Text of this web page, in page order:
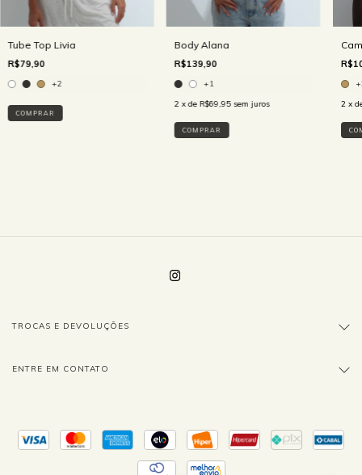
Tube Top Livia
R$79,90
+2
COMPRAR
Body Alana
R$139,90
+1
2 x de R$69,95 sem juros
COMPRAR
2 x
TROCAS E DEVOLUÇÕES
ENTRE EM CONTATO